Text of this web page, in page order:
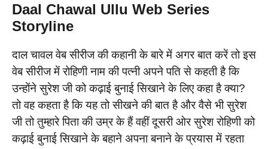
Daal Chawal Ullu Web Series
Storyline
दाल चावल वेब सीरीज की कहानी के बारे में अगर बात करें तो इस
वेब सीरीज में रोहिणी नाम की पत्नी अपने पति से कहती है कि
उन्होंने सुरेश जी को कढ़ाई बुनाई सिखाने के लिए कहा है क्या?
तो वह कहता है कि यह तो सीखने की बात है और वैसे भी सुरेश
जी तो तुम्हारे पिता की उम्र के हैं वहीं दूसरी ओर सुरेश रोहिणी को
कढ़ाई बुनाई सिखाने के बहाने अपना बनाने के प्रयास में रहता